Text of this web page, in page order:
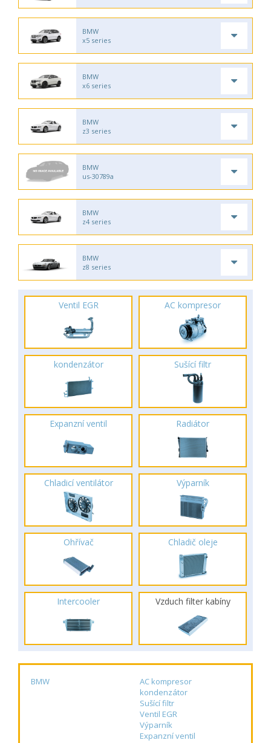
BMW
x5 series
BMW
x6 series
BMW
z3 series
BMW
us-30789a
BMW
z4 series
BMW
z8 series
Ventil EGR AC kompresor
kondenzátor Sušící filtr
Expanzní ventil Radiátor
Chladicí ventilátor Výparník
Ohřívač Chladič oleje
Intercooler Vzduch filter kabíny
BMW
AC kompresor
kondenzátor
Sušící filtr
Ventil EGR
Výparník
Expanzní ventil